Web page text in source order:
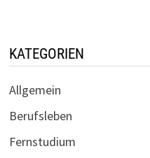
KATEGORIEN
Allgemein
Berufsleben
Fernstudium